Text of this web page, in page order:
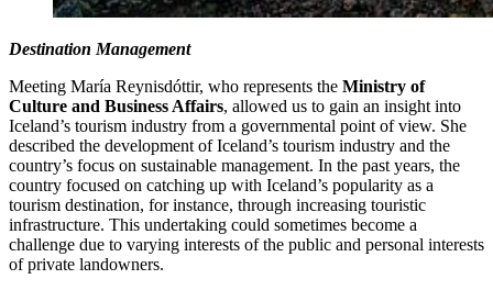
Destination Management
Meeting María Reynisdóttir, who represents the Ministry of
Culture and Business Affairs, allowed us to gain an insight into
Iceland’s tourism industry from a governmental point of view. She
described the development of Iceland’s tourism industry and the
country’s focus on sustainable management. In the past years, the
country focused on catching up with Iceland’s popularity as a
tourism destination, for instance, through increasing touristic
infrastructure. This undertaking could sometimes become a
challenge due to varying interests of the public and personal interests
of private landowners.